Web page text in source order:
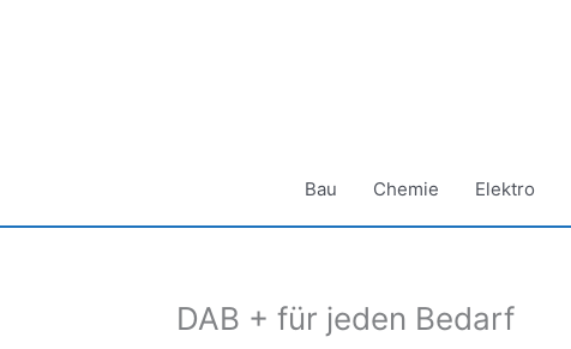
Bau Chemie Elektro
DAB + für jeden Bedarf